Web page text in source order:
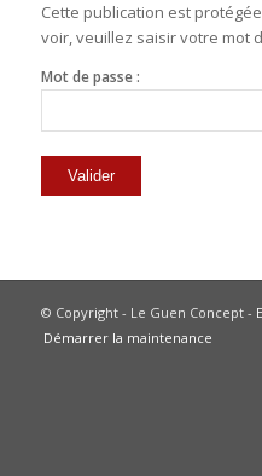
Cette publication est
voir, veuillez saisir votre mot
Mot de passe :
© Copyright - Le Guen Concept -
Démarrer la maintenance